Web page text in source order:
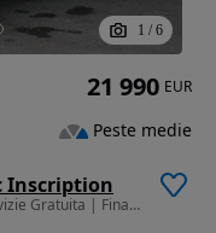
1 / 6
Inscription
1969 cm3 • 190 CP • GARANTIE 12 luni | Revizie Gratuita | Finantare | Rulaj Certificat
21 990 EUR
Peste medie